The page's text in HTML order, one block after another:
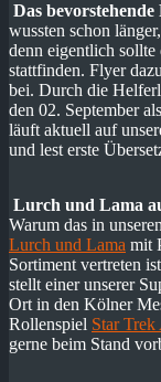
Das
wussten schon
denn eigentlich
stattfinden. Flyer
bei. Durch die
den 02. September
läuft aktuell auf
und lest erste
Lurch und Lama
Warum das in
Lurch und Lama mit
Sortiment vertreten
stellt einer unserer
Ort in den Kölner
Rollenspiel Star Trek
gerne beim Stand